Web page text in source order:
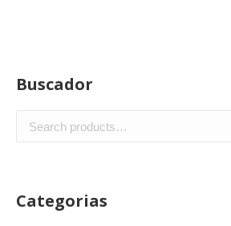
Buscador
Categorias